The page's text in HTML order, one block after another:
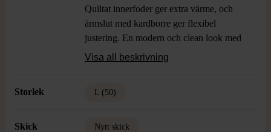
Quiltat innerfoder ger extra värme, och
ärmslut med kardborre ger flexibel
justering. En modern och clean look med
funktionell känsla – perfekt för dig som
Visa all beskrivning
Storlek L (50)
Skick Nytt skick